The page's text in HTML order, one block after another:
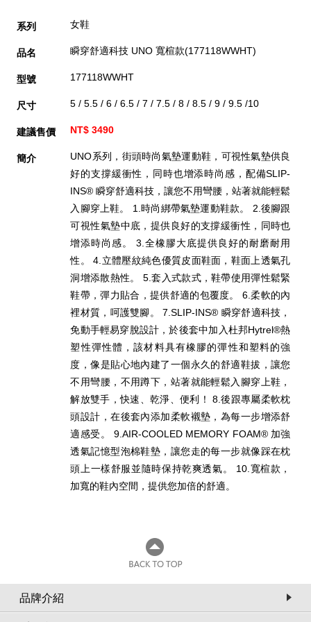
系列 女鞋
品名 瞬穿舒適科技 UNO 寬楦款(177118WWHT)
型號 177118WWHT
尺寸 5 / 5.5 / 6 / 6.5 / 7 / 7.5 / 8 / 8.5 / 9 / 9.5 /10
建議售價 NT$ 3490
簡介
UNO系列，街頭時尚氣墊運動鞋，可視性氣墊供良
好的支撐緩衝性，同時也增添時尚感，配備SLIP-
INS® 瞬穿舒適科技，讓您不用彎腰，站著就能輕鬆
入腳穿上鞋。 1.時尚綁帶氣墊運動鞋款。 2.後腳跟
可視性氣墊中底，提供良好的支撐緩衝性，同時也
增添時尚感。 3.全橡膠大底提供良好的耐磨耐用
性。 4.立體壓紋純色優質皮面鞋面，鞋面上透氣孔
洞增添散熱性。 5.套入式款式，鞋帶使用彈性鬆緊
鞋帶，彈力貼合，提供舒適的包覆度。 6.柔軟的內
裡材質，呵護雙腳。 7.SLIP-INS® 瞬穿舒適科技，
免動手輕易穿脫設計，於後套中加入杜邦Hytrel®熱
塑性彈性體，該材料具有橡膠的彈性和塑料的強
度，像是貼心地內建了一個永久的舒適鞋拔，讓您
不用彎腰，不用蹲下，站著就能輕鬆入腳穿上鞋，
解放雙手，快速、乾淨、便利！ 8.後跟專屬柔軟枕
頭設計，在後套內添加柔軟襯墊，為每一步增添舒
適感受。 9.AIR-COOLED MEMORY FOAM® 加強
透氣記憶型泡棉鞋墊，讓您走的每一步就像踩在枕
頭上一樣舒服並隨時保持乾爽透氣。 10.寬楦款，
加寬的鞋內空間，提供您加倍的舒適。
品牌介紹